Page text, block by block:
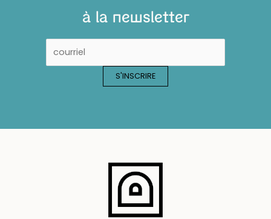
à la newsletter